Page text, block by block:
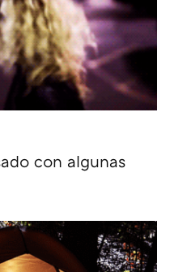
con algunas